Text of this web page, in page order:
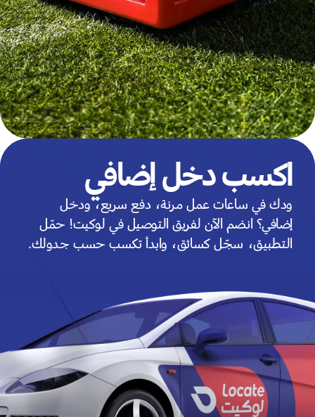
اكسب دخل إضافي
ودك في ساعات عمل مرنة، دفع سريع، ودخل
إضافي؟ انضم الآن لفريق التوصيل في لوكيت! حمّل
التطبيق، سجّل كسائق، وابدأ تكسب حسب جدولك.